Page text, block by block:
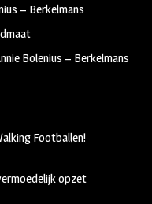
– Berkelmans
Bolenius – Berkelmans
Footballen!
opzet